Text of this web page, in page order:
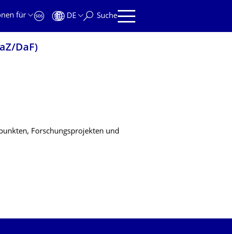
für
DE Suche
DaF)
Forschungsprojekten und